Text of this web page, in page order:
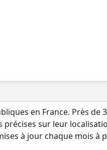
en France. Près de
sur leur
à jour chaque mois à